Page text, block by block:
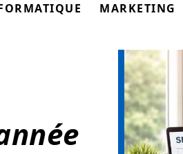
MARKETING